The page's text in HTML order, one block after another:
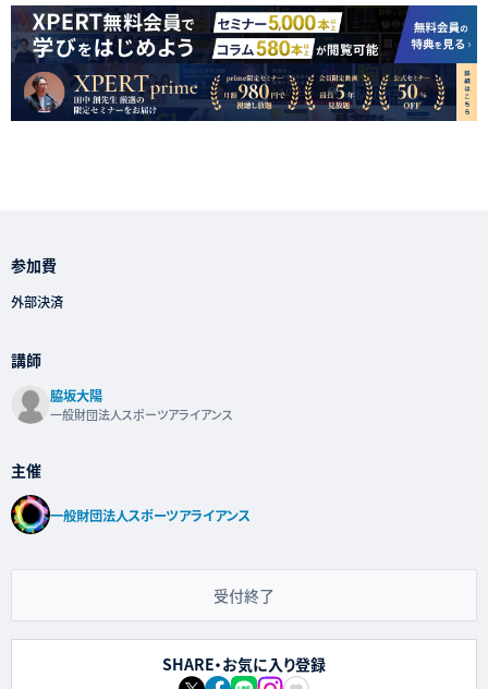
参加費
外部決済
講師
脇坂大陽
一般財団法人スポーツアライアンス
主催
一般財団法人スポーツアライアンス
受付終了
SHARE・お気に入り登録